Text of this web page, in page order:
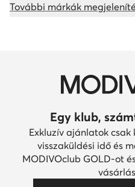
További márkák
Egy klub,
Exkluzív ajánlatok
visszaküldési idő és
MODIVOclub GOLD-ot